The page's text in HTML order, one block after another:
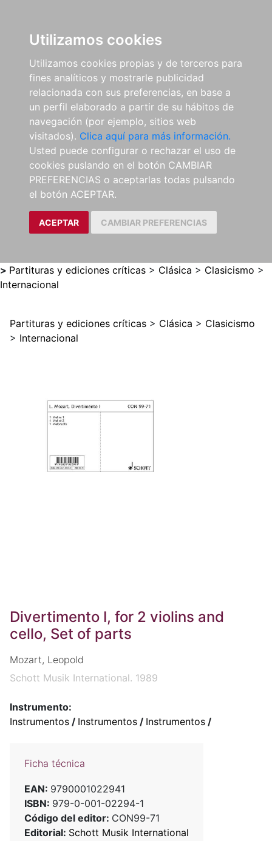
Utilizamos cookies
Utilizamos cookies propias y de terceros para
fines analíticos y mostrarle publicidad
relacionada con sus preferencias, en base a
un perfil elaborado a partir de su hábitos de
navegación (por ejemplo, sitios web
visitados). Clica aquí para más información.
Usted puede configurar o rechazar el uso de
cookies puslando en el botón CAMBIAR
PREFERENCIAS o aceptarlas todas pulsando
el botón ACEPTAR.
ACEPTAR CAMBIAR PREFERENCIAS
> Partituras y ediciones críticas > Clásica > Clasicismo >
Internacional
Partituras y ediciones críticas > Clásica > Clasicismo
> Internacional
Divertimento I, for 2 violins and
cello, Set of parts
Mozart, Leopold
Schott Musik International. 1989
Instrumento:
Instrumentos / Instrumentos / Instrumentos /
Ficha técnica
EAN: 9790001022941
ISBN: 979-0-001-02294-1
Código del editor: CON99-71
Editorial: Schott Musik International